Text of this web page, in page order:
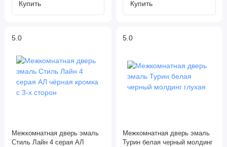
5.0
Межкомнатная дверь эмаль
Стиль Лайн 4 серая АЛ
5.0
Межкомнатная дверь эмаль
Турин белая черный молдинг